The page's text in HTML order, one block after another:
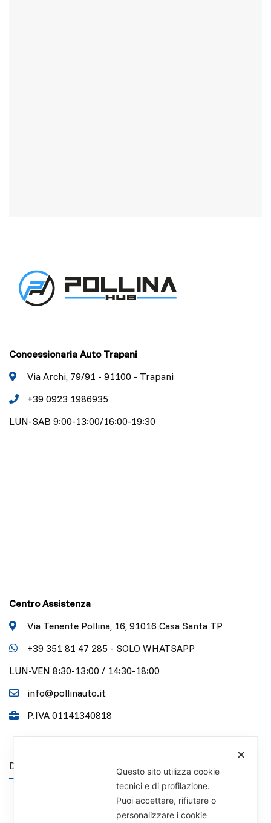
Concessionaria Auto Trapani
Via Archi, 79/91 - 91100 - Trapani
+39 0923 1986935
LUN-SAB 9:00-13:00/16:00-19:30
Centro Assistenza
Via Tenente Pollina, 16, 91016 Casa Santa TP
+39 351 81 47 285 - SOLO WHATSAPP
LUN-VEN 8:30-13:00 / 14:30-18:00
info@pollinauto.it
P.IVA 01141340818
DISCLAIMER
✕
Questo sito utilizza cookie
tecnici e di profilazione.
Puoi accettare, rifiutare o
personalizzare i cookie